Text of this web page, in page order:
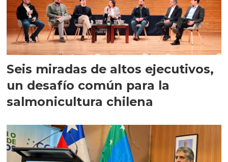
Seis miradas de altos ejecutivos,
un desafío común para la
salmonicultura chilena